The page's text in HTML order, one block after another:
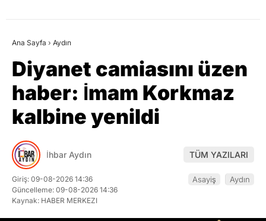
Ana Sayfa › Aydın
Diyanet camiasını üzen
haber: İmam Korkmaz
kalbine yenildi
İhbar Aydın TÜM YAZILARI
Giriş: 09-08-2026 14:36
Güncelleme: 09-08-2026 14:36
Kaynak: HABER MERKEZI
Asayiş Aydın